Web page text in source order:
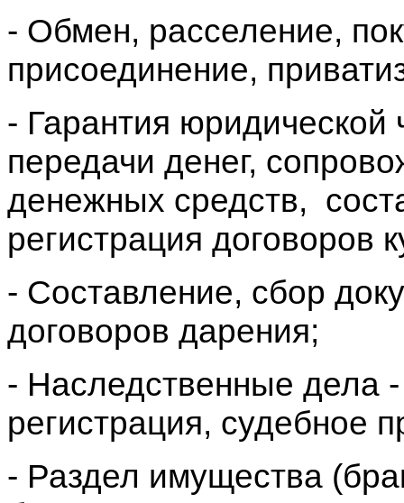
- Обмен, расселение,
присоединение,
- Гарантия
передачи денег,
денежных средств,
регистрация
- Составление, сбор
договоров дарения;
- Наследственные дела
регистрация, судебное
- Раздел имущества